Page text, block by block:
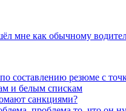
мне как обычному
составлению резюме с
и белым спискам
санкциями?